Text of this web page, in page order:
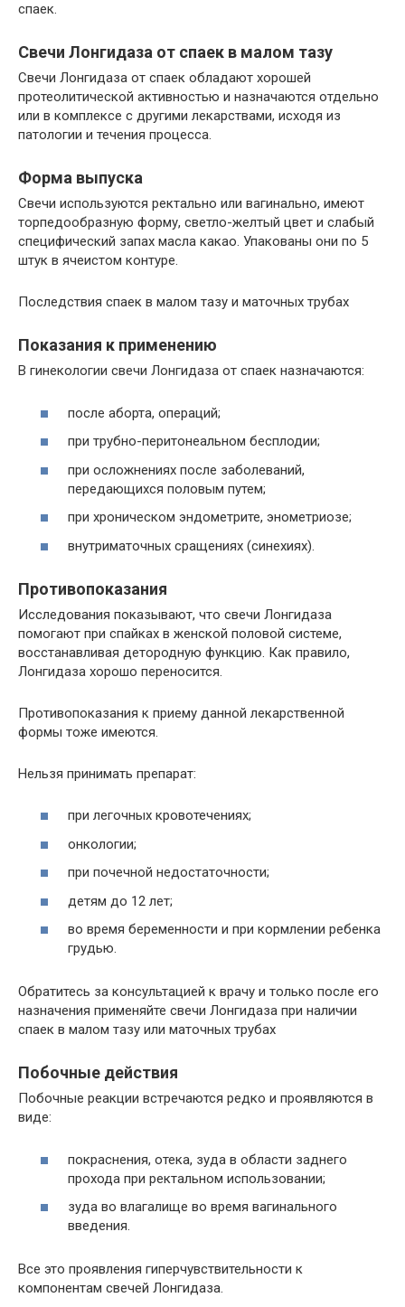
спаек.
Свечи Лонгидаза от спаек в малом тазу
Свечи Лонгидаза от спаек обладают хорошей
протеолитической активностью и назначаются отдельно
или в комплексе с другими лекарствами, исходя из
патологии и течения процесса.
Форма выпуска
Свечи используются ректально или вагинально, имеют
торпедообразную форму, светло-желтый цвет и слабый
специфический запах масла какао. Упакованы они по 5
штук в ячеистом контуре.
Последствия спаек в малом тазу и маточных трубах
Показания к применению
В гинекологии свечи Лонгидаза от спаек назначаются:
после аборта, операций;
при трубно-перитонеальном бесплодии;
при осложнениях после заболеваний,
передающихся половым путем;
при хроническом эндометрите, энометриозе;
внутриматочных сращениях (синехиях).
Противопоказания
Исследования показывают, что свечи Лонгидаза
помогают при спайках в женской половой системе,
восстанавливая детородную функцию. Как правило,
Лонгидаза хорошо переносится.
Противопоказания к приему данной лекарственной
формы тоже имеются.
Нельзя принимать препарат:
при легочных кровотечениях;
онкологии;
при почечной недостаточности;
детям до 12 лет;
во время беременности и при кормлении ребенка
грудью.
Обратитесь за консультацией к врачу и только после его
назначения применяйте свечи Лонгидаза при наличии
спаек в малом тазу или маточных трубах
Побочные действия
Побочные реакции встречаются редко и проявляются в
виде:
покраснения, отека, зуда в области заднего
прохода при ректальном использовании;
зуда во влагалище во время вагинального
введения.
Все это проявления гиперчувствительности к
компонентам свечей Лонгидаза.